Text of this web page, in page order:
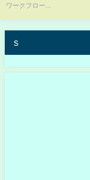
ワークフロー...
s